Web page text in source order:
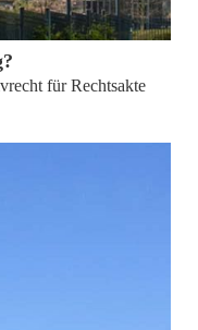
Fritsch
für Rechtsakte